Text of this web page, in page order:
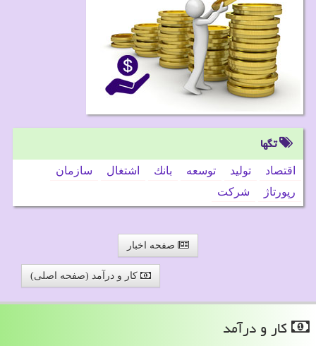
تگها
اقتصاد تولید توسعه بانك اشتغال
سازمان
رپورتاژ
شركت
صفحه اخبار
کار و درآمد (صفحه اصلی)
كار و درآمد